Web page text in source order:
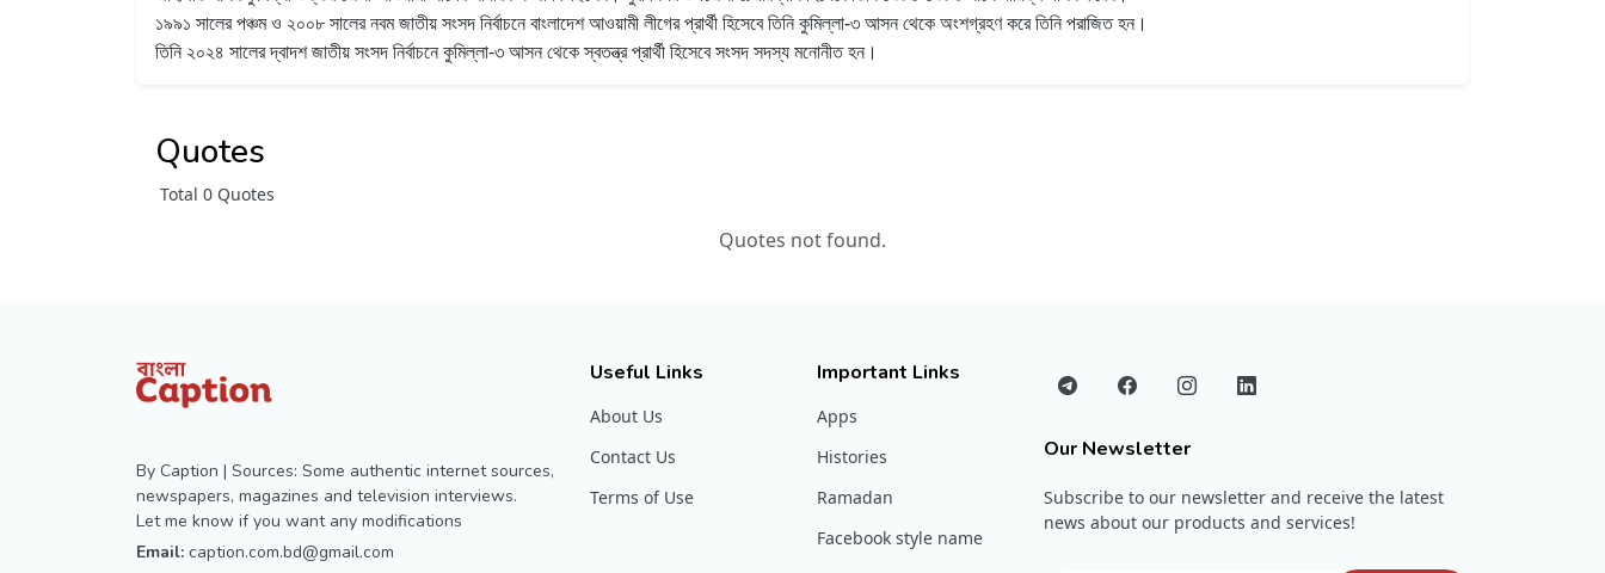
১৯৯১ সালের পঞ্চম ও ২০০৮ সালের নবম জাতীয় সংসদ নির্বাচনে বাংলাদেশ আওয়ামী লীগের প্রার্থী হিসেবে তিনি কুমিল্লা-৩ আসন থেকে অংশগ্রহণ করে তিনি পরাজিত হন।
তিনি ২০২৪ সালের দ্বাদশ জাতীয় সংসদ নির্বাচনে কুমিল্লা-৩ আসন থেকে স্বতন্ত্র প্রার্থী হিসেবে সংসদ সদস্য মনোনীত হন।
Quotes
Total 0 Quotes
Quotes not found.
By Caption | Sources: Some authentic internet sources,
newspapers, magazines and television interviews.
Let me know if you want any modifications
Email: caption.com.bd@gmail.com
Useful Links
About Us
Contact Us
Terms of Use
Important Links
Apps
Histories
Ramadan
Facebook style name
Our Newsletter
Subscribe to our newsletter and receive the latest
news about our products and services!